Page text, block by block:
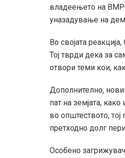
владеењето на
уназадување на
Во својата
Тој тврди дека за
отвори теми кои,
Дополнително,
пат на земјата,
во општеството, тој
претходно долг
Особено